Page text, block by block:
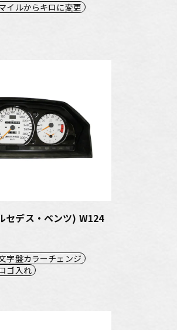
イルからキロに変更
デス・ベンツ) W124
字盤カラーチェンジ
ゴ入れ